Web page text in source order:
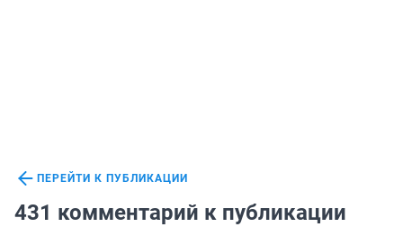
ПЕРЕЙТИ К ПУБЛИКАЦИИ
431 комментарий к публикации